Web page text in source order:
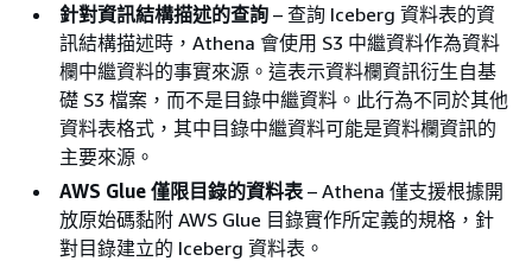
針對資訊結構描述的查詢 – 查詢 Iceberg 資料表的資
訊結構描述時，Athena 會使用 S3 中繼資料作為資料
欄中繼資料的事實來源。這表示資料欄資訊衍生自基
礎 S3 檔案，而不是目錄中繼資料。此行為不同於其他
資料表格式，其中目錄中繼資料可能是資料欄資訊的
主要來源。
AWS Glue 僅限目錄的資料表 – Athena 僅支援根據開
放原始碼黏附 AWS Glue 目錄實作所定義的規格，針
對目錄建立的 Iceberg 資料表。